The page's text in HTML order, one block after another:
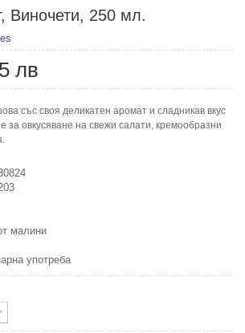
Виночети, 250 мл.
лв
със своя деликатен аромат и сладникав вкус
овкусяване на свежи салати, кремообразни
малини
употреба